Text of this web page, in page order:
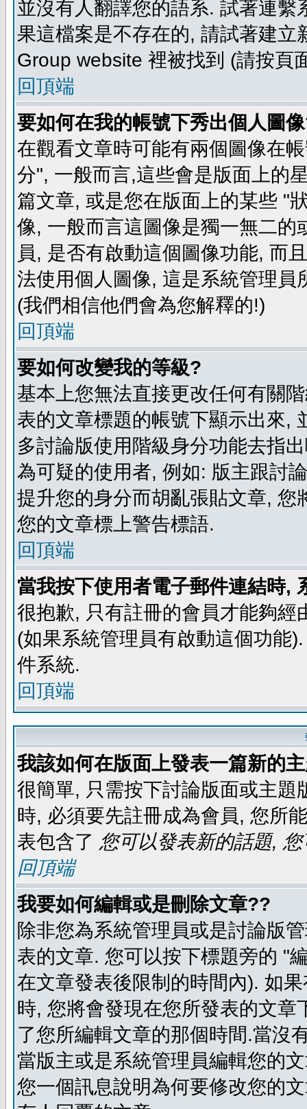
並沒有人翻譯您的語系. 試著連
果這檔案是不存在的, 請試著建
Group website 裡被找到 (請按頁
回頂端
要如何在我的帳號下秀出個人圖
在觀看文章時可能有兩個圖像在
分", 一般而言,這些會是版面上的
篇文章, 或是您在版面上的某些 "
像, 一般而言這圖像是獨一無二
員, 是否有啟動這個圖像功能, 而
法使用個人圖像, 這是系統管理
(我們相信他們會為您解釋的!)
回頂端
要如何改變我的等級?
基本上您無法直接更改任何有關
表的文章標題的帳號下顯示出來,
多討論版使用階級身分功能去指
為可疑的使用者, 例如: 版主跟討
提升您的身分而胡亂張貼文章,
您的文章標上警告標語.
回頂端
當我按下使用者電子郵件連結時,
很抱歉, 只有註冊的會員才能夠
(如果系統管理員有啟動這個功能
件系統.
回頂端
我該如何在版面上發表一篇新的
很簡單, 只需按下討論版面或主
時, 必須要先註冊成為會員, 您所
表包含了 您可以發表新的話題,
回頂端
我要如何編輯或是刪除文章??
除非您為系統管理員或是討論版
表的文章. 您可以按下標題旁的 "
在文章發表後限制的時間內). 如
時, 您將會發現在您所發表的文
了您所編輯文章的那個時間.當沒
當版主或是系統管理員編輯您的
您一個訊息說明為何要修改您的